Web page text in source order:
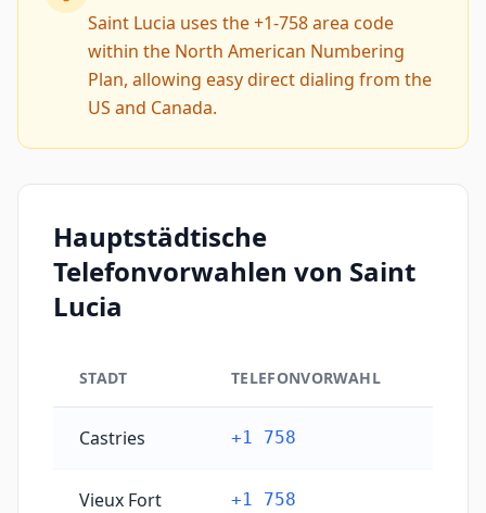
Saint Lucia uses the +1-758 area code
within the North American Numbering
Plan, allowing easy direct dialing from the
US and Canada.
Hauptstädtische
Telefonvorwahlen von Saint
Lucia
STADT TELEFONVORWAHL
Castries +1 758
Vieux Fort +1 758